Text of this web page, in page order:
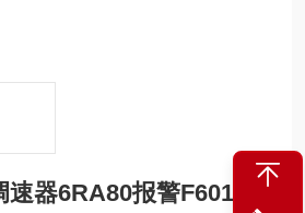
器6RA80报警F60106